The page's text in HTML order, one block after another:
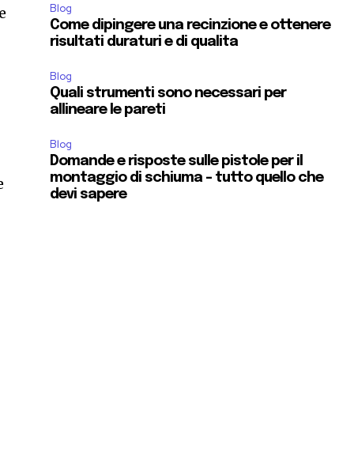
Blog
Come dipingere una recinzione e ottenere
risultati duraturi e di qualita
Blog
Quali strumenti sono necessari per
allineare le pareti
Blog
Domande e risposte sulle pistole per il
montaggio di schiuma – tutto quello che
devi sapere